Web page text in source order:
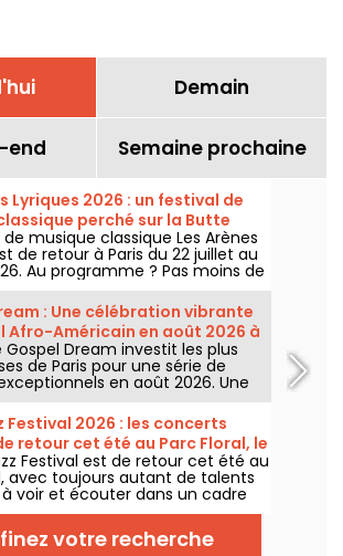
Demain
end Semaine prochaine
Lyriques 2026 : un festival de
perché sur la Butte
musique classique Les Arènes
de retour à Paris du 22 juillet au
Au programme ? Pas moins de
donnés au sein des Arènes de
un cadre idyllique pour écouter
classiques.: Une célébration vibrante
Afro-Américain en août 2026 à
Gospel Dream investit les plus
de Paris pour une série de
en août 2026. Une
musicale unique qui célèbre
et la résilience à travers les
de l'Église Afro-
Festival 2026 : les concerts
retour cet été au Parc Floral, le
Festival est de retour cet été au
avec toujours autant de talents
voir et écouter dans un cadre
Voici le programme des concerts
découvrir du 24 juin au 6
2026 !votre recherche